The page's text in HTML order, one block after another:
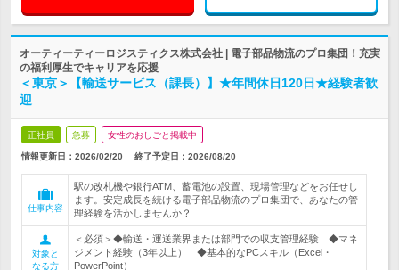
オーティーティーロジスティクス株式会社 | 電子部品物流のプロ集団！充実
の福利厚生でキャリアを応援
＜東京＞【輸送サービス（課長）】★年間休日120日★経験者歓
迎
正社員 急募 女性のおしごと掲載中
情報更新日：2026/02/20 終了予定日： 2026/08/20
仕事内容
駅の改札機や銀行ATM、蓄電池の設置、現場管理などをお任せし
ます。安定成長を続ける電子部品物流のプロ集団で、あなたの管
理経験を活かしませんか？
対象と
なる方
＜必須＞◆輸送・運送業界または部門での収支管理経験 ◆マネ
ジメント経験（3年以上） ◆基本的なPCスキル（Excel・
PowerPoint）